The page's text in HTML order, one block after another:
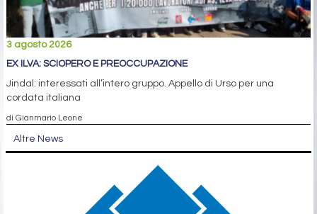
3 agosto 2026
EX ILVA: SCIOPERO E PREOCCUPAZIONE
Jindal: interessati all’intero gruppo. Appello di Urso per una
cordata italiana
di Gianmario Leone
Altre News